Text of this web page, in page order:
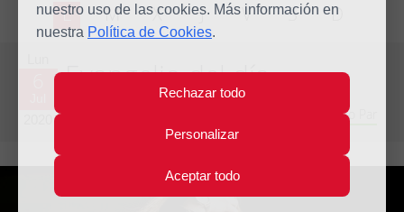
nuestro uso de las cookies. Más información en
nuestra Política de Cookies.
Rechazar todo
Personalizar
Aceptar todo
L M X J V S D
Evangelio del día
Decimocuarta semana del Tiempo Ordinario - Año Par